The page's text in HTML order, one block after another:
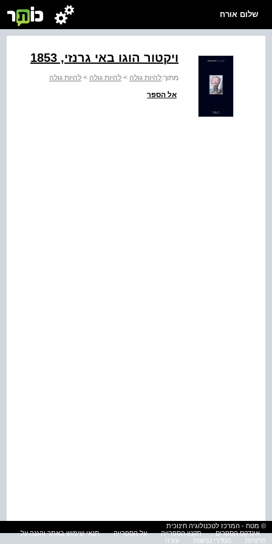
שלום אורח
ויקטור הוגו באי גרנזי, 1853
מתוך:להיות גולה > להיות גולה > להיות גולה
אל הספר
© מטח - המרכז לטכנולוגיה חינוכית
אינדקס הספרים
תקנון הספרייה על הספרייה
תנאי שימוש באתר והגנה על
פרטיות
הסדרי נגישות עזרה